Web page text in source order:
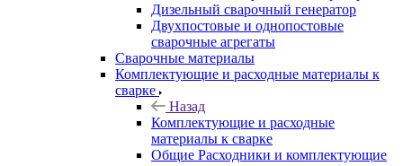
Дизельный сварочный генератор
Двухпостовые и однопостовые
сварочные агрегаты
Сварочные материалы
Комплектующие и расходные материалы к
сварке
Назад
Комплектующие и расходные
материалы к сварке
Общие Расходники и комплектующие